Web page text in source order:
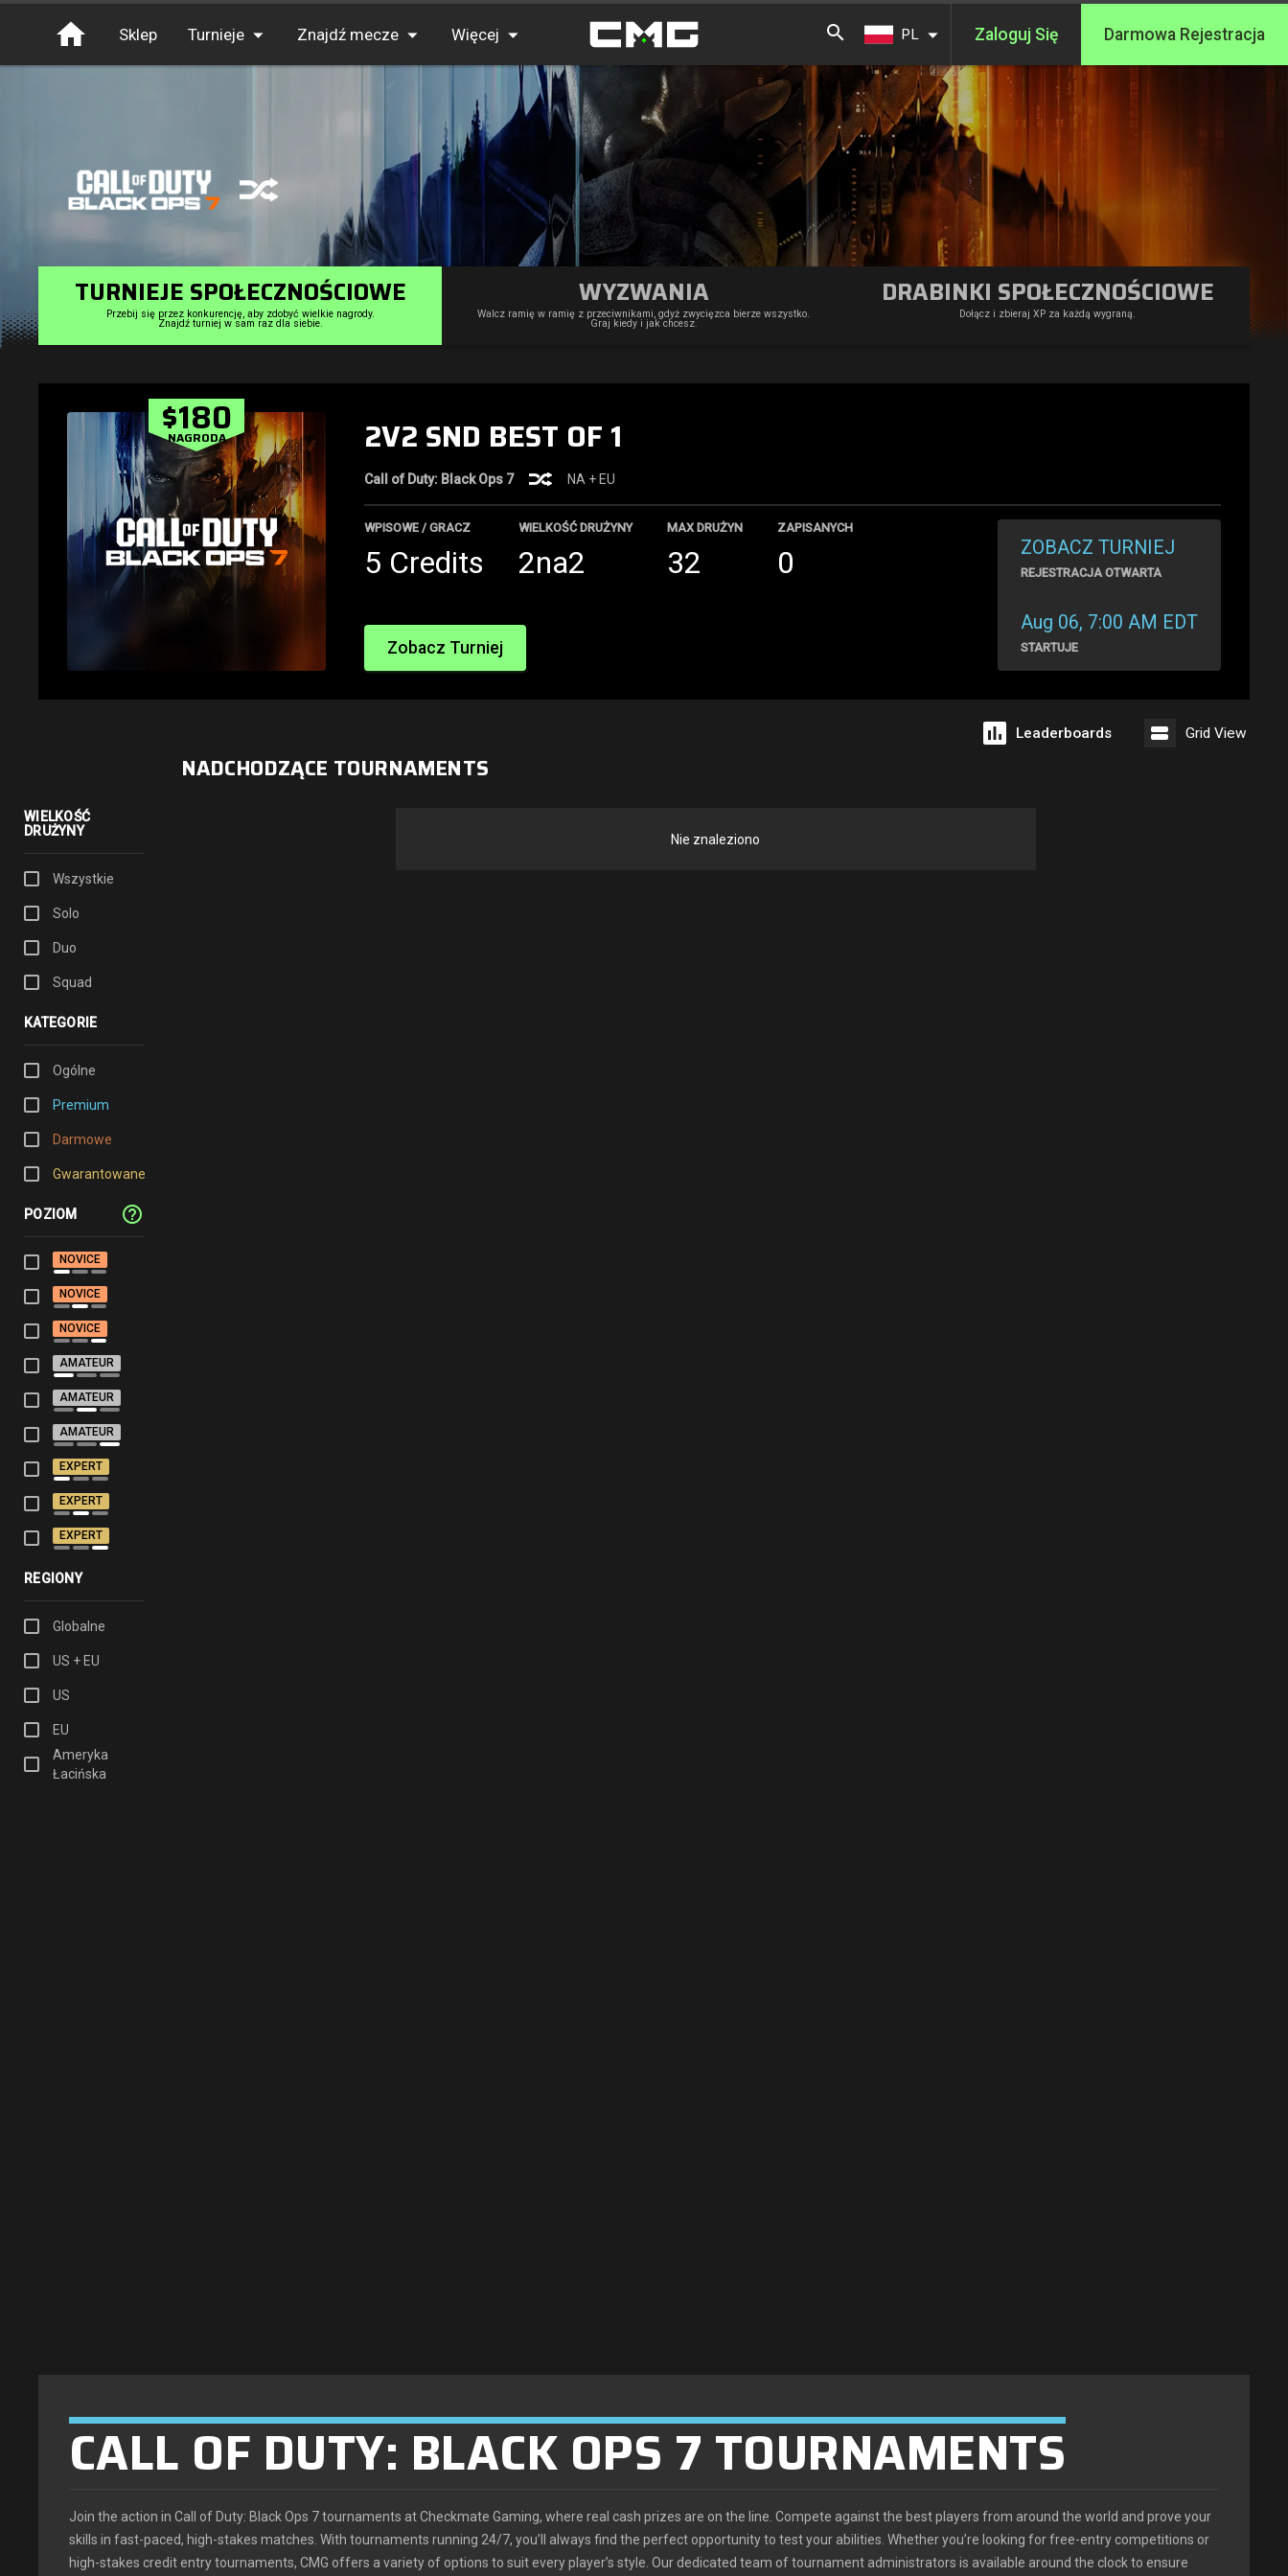
Sklep Turnieje
Throwbacks
Znajdź mecze Więcej
FAQ
Tabele wyników
Znajdź graczy
Aktualności
PL Zaloguj Się Darmowa Rejestracja
TURNIEJE SPOŁECZNOŚCIOWE
Przebij się przez konkurencję, aby zdobyć wielkie nagrody.
Znajdź turniej w sam raz dla siebie.
WYZWANIA
Walcz ramię w ramię z przeciwnikami, gdyż zwycięzca bierze wszystko.
Graj kiedy i jak chcesz.
DRABINKI SPOŁECZNOŚCIOWE
Dołącz i zbieraj XP za każdą wygraną.
$180
NAGRODA 2V2 SND BEST OF 1
Call of Duty: Black Ops 7 NA + EU
WPISOWE / GRACZ
5 Credits
WIELKOŚĆ DRUŻYNY
2na2
MAX DRUŻYN
32
ZAPISANYCH
0
Zobacz Turniej
ZOBACZ TURNIEJ
REJESTRACJA OTWARTA
Aug 06, 7:00 AM EDT
STARTUJE
Leaderboards Grid View
WIELKOŚĆ
DRUŻYNY
Wszystkie
Solo
Duo
Squad
KATEGORIE
Ogólne
Premium
Darmowe
Gwarantowane
POZIOM help_outline
NOVICE
NOVICE
NOVICE
AMATEUR
AMATEUR
AMATEUR
EXPERT
EXPERT
EXPERT
REGIONY
Globalne
US + EU
US
EU
Ameryka
Łacińska
NADCHODZĄCE TOURNAMENTS
Nie znaleziono
CALL OF DUTY: BLACK OPS 7 TOURNAMENTS
Join the action in Call of Duty: Black Ops 7 tournaments at Checkmate Gaming, where real cash prizes are on the line. Compete against the best players from around the world and prove your
skills in fast-paced, high-stakes matches. With tournaments running 24/7, you’ll always find the perfect opportunity to test your abilities. Whether you’re looking for free-entry competitions or
high-stakes credit entry tournaments, CMG offers a variety of options to suit every player’s style. Our dedicated team of tournament administrators is available around the clock to ensure